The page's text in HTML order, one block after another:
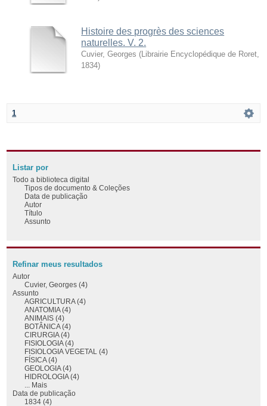
Histoire des progrès des sciences
naturelles. V. 2.
Cuvier, Georges ( Librairie Encyclopédique de Roret
1834)
1
Listar por
Todo a biblioteca digital
Tipos de documento & Coleções
Data de publicação
Autor
Título
Assunto
Refinar meus resultados
Autor
Cuvier, Georges (4)
Assunto
AGRICULTURA (4)
ANATOMIA (4)
ANIMAIS (4)
BOTÂNICA (4)
CIRURGIA (4)
FISIOLOGIA (4)
FISIOLOGIA VEGETAL (4)
FÍSICA (4)
GEOLOGIA (4)
HIDROLOGIA (4)
... Mais
Data de publicação
1834 (4)